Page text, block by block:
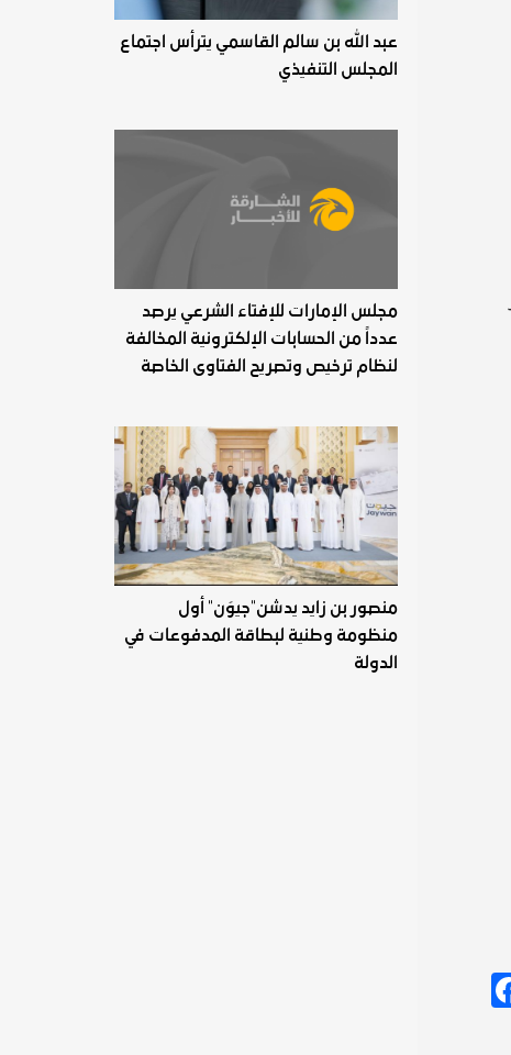
عبد الله بن سالم القاسمي يترأس اجتماع
المجلس التنفيذي
مجلس الإمارات للإفتاء الشرعي يرصد
عدداً من الحسابات الإلكترونية المخالفة
لنظام ترخيص وتصريح الفتاوى الخاصة
منصور بن زايد يدشن"جيوَن" أول
منظومة وطنية لبطاقة المدفوعات في
الدولة